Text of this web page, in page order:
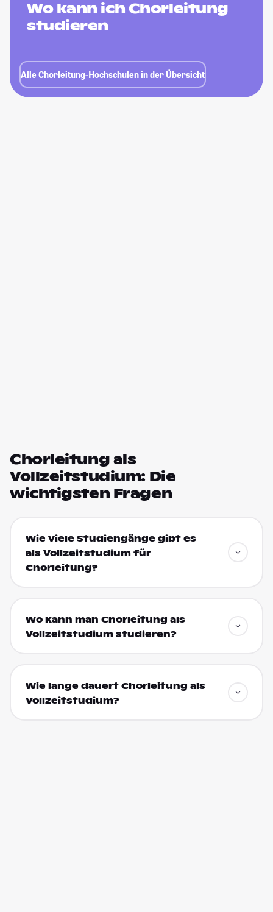
Wo kann ich Chorleitung
studieren
Alle Chorleitung-Hochschulen in der Übersicht
Chorleitung als
Vollzeitstudium: Die
wichtigsten Fragen
Wie viele Studiengänge gibt es
als Vollzeitstudium für
Chorleitung?
Wo kann man Chorleitung als
Vollzeitstudium studieren?
Wie lange dauert Chorleitung als
Vollzeitstudium?